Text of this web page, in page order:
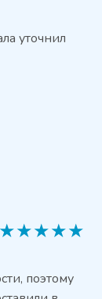
уточнил
★★★★★
поэтому